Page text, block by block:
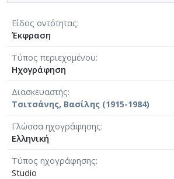
Είδος οντότητας
Έκφραση
Τύπος περιεχομένου
Ηχογράφηση
Διασκευαστής
Τσιτσάνης, Βασίλης (1915-1984)
Γλώσσα ηχογράφησης
Ελληνική
Τύπος ηχογράφησης
Studio